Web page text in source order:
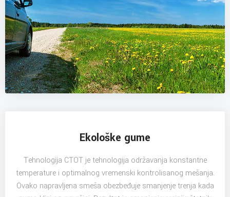
Ekološke gume
Tehnologija CTOT je tehnologija održavanja konstantne
temperature i optimalnog vremenski kontrolisanog mešanja.
Ovako napravljena smeša obezbeđuje smanjenje trenja kada